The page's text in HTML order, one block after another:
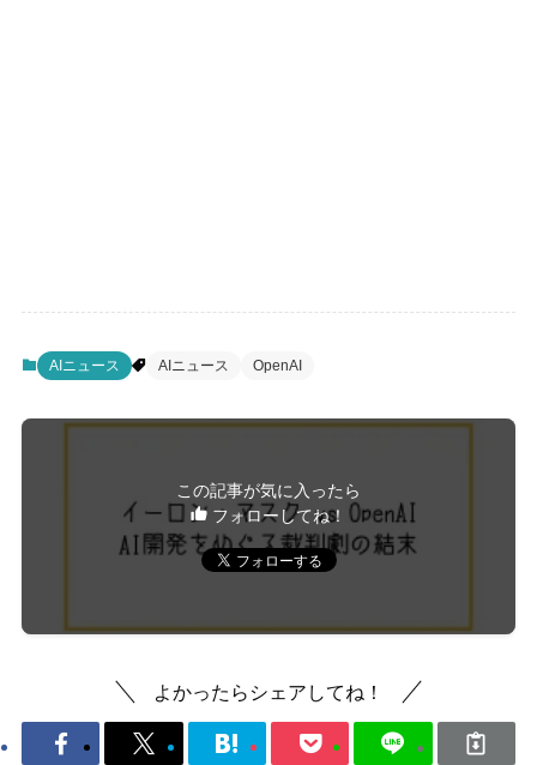
AIニュース AIニュース OpenAI
この記事が気に入ったら
フォローしてね！
よかったらシェアしてね！